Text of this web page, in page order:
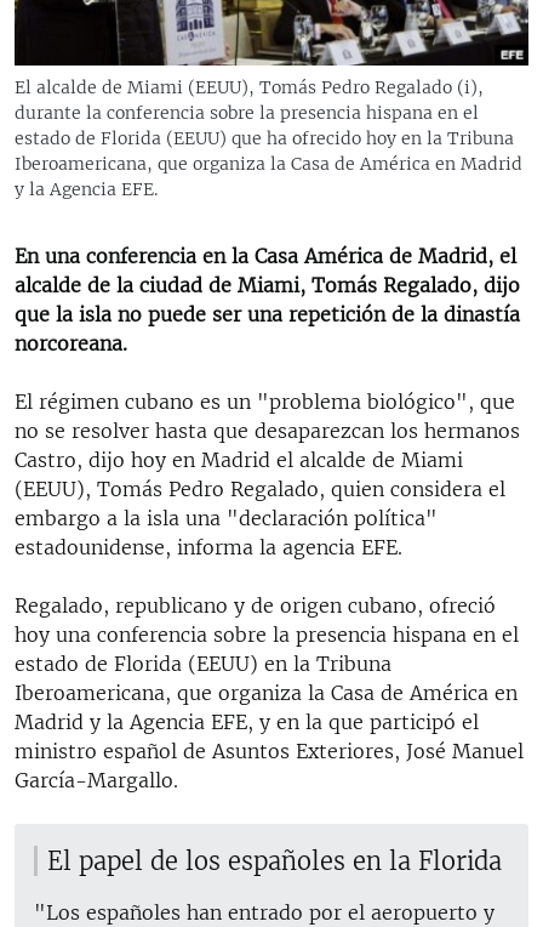
RADIO MARTÍ
ESPECIALES
ESPECIALES
LA REALIDAD DE LA VIVIENDA EN CUBA
SER VIEJO EN CUBA
LOS SANTOS DE HIALEAH
DESINFORMACIÓN RUSA EN AMÉRICA LATINA
MULTIMEDIA
EDITORIALES
El alcalde de Miami (EEUU), Tomás Pedro Regalado (i),
durante la conferencia sobre la presencia hispana en el
estado de Florida (EEUU) que ha ofrecido hoy en la Tribuna
Iberoamericana, que organiza la Casa de América en Madrid
y la Agencia EFE.
En una conferencia en la Casa América de Madrid, el
alcalde de la ciudad de Miami, Tomás Regalado, dijo
que la isla no puede ser una repetición de la dinastía
norcoreana.
El régimen cubano es un "problema biológico", que
no se resolver hasta que desaparezcan los hermanos
Castro, dijo hoy en Madrid el alcalde de Miami
(EEUU), Tomás Pedro Regalado, quien considera el
embargo a la isla una "declaración política"
estadounidense, informa la agencia EFE.
Regalado, republicano y de origen cubano, ofreció
hoy una conferencia sobre la presencia hispana en el
estado de Florida (EEUU) en la Tribuna
Iberoamericana, que organiza la Casa de América en
Madrid y la Agencia EFE, y en la que participó el
ministro español de Asuntos Exteriores, José Manuel
García-Margallo.
El papel de los españoles en la Florida
"Los españoles han entrado por el aeropuerto y